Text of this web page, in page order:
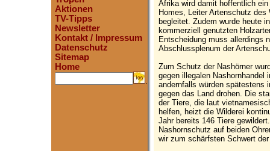
Aktionen
TV-Tipps
Newsletter
Kontakt / Impressum
Datenschutz
Sitemap
Home
.
Afrika wird damit hoffentlich
Homes, Leiter Artenschutz
begleitet. Zudem wurde heute
kommerziell genutzten
Entscheidung muss allerdings
Abschlussplenum der
Zum Schutz der Nashörner
gegen illegalen
andernfalls würden spätestens
gegen das Land drohen. Die
der Tiere, die laut
helfen, heizt die Wilderei
Jahr bereits 146 Tiere
Nashornschutz auf beiden
wir zum schärfsten Schwert